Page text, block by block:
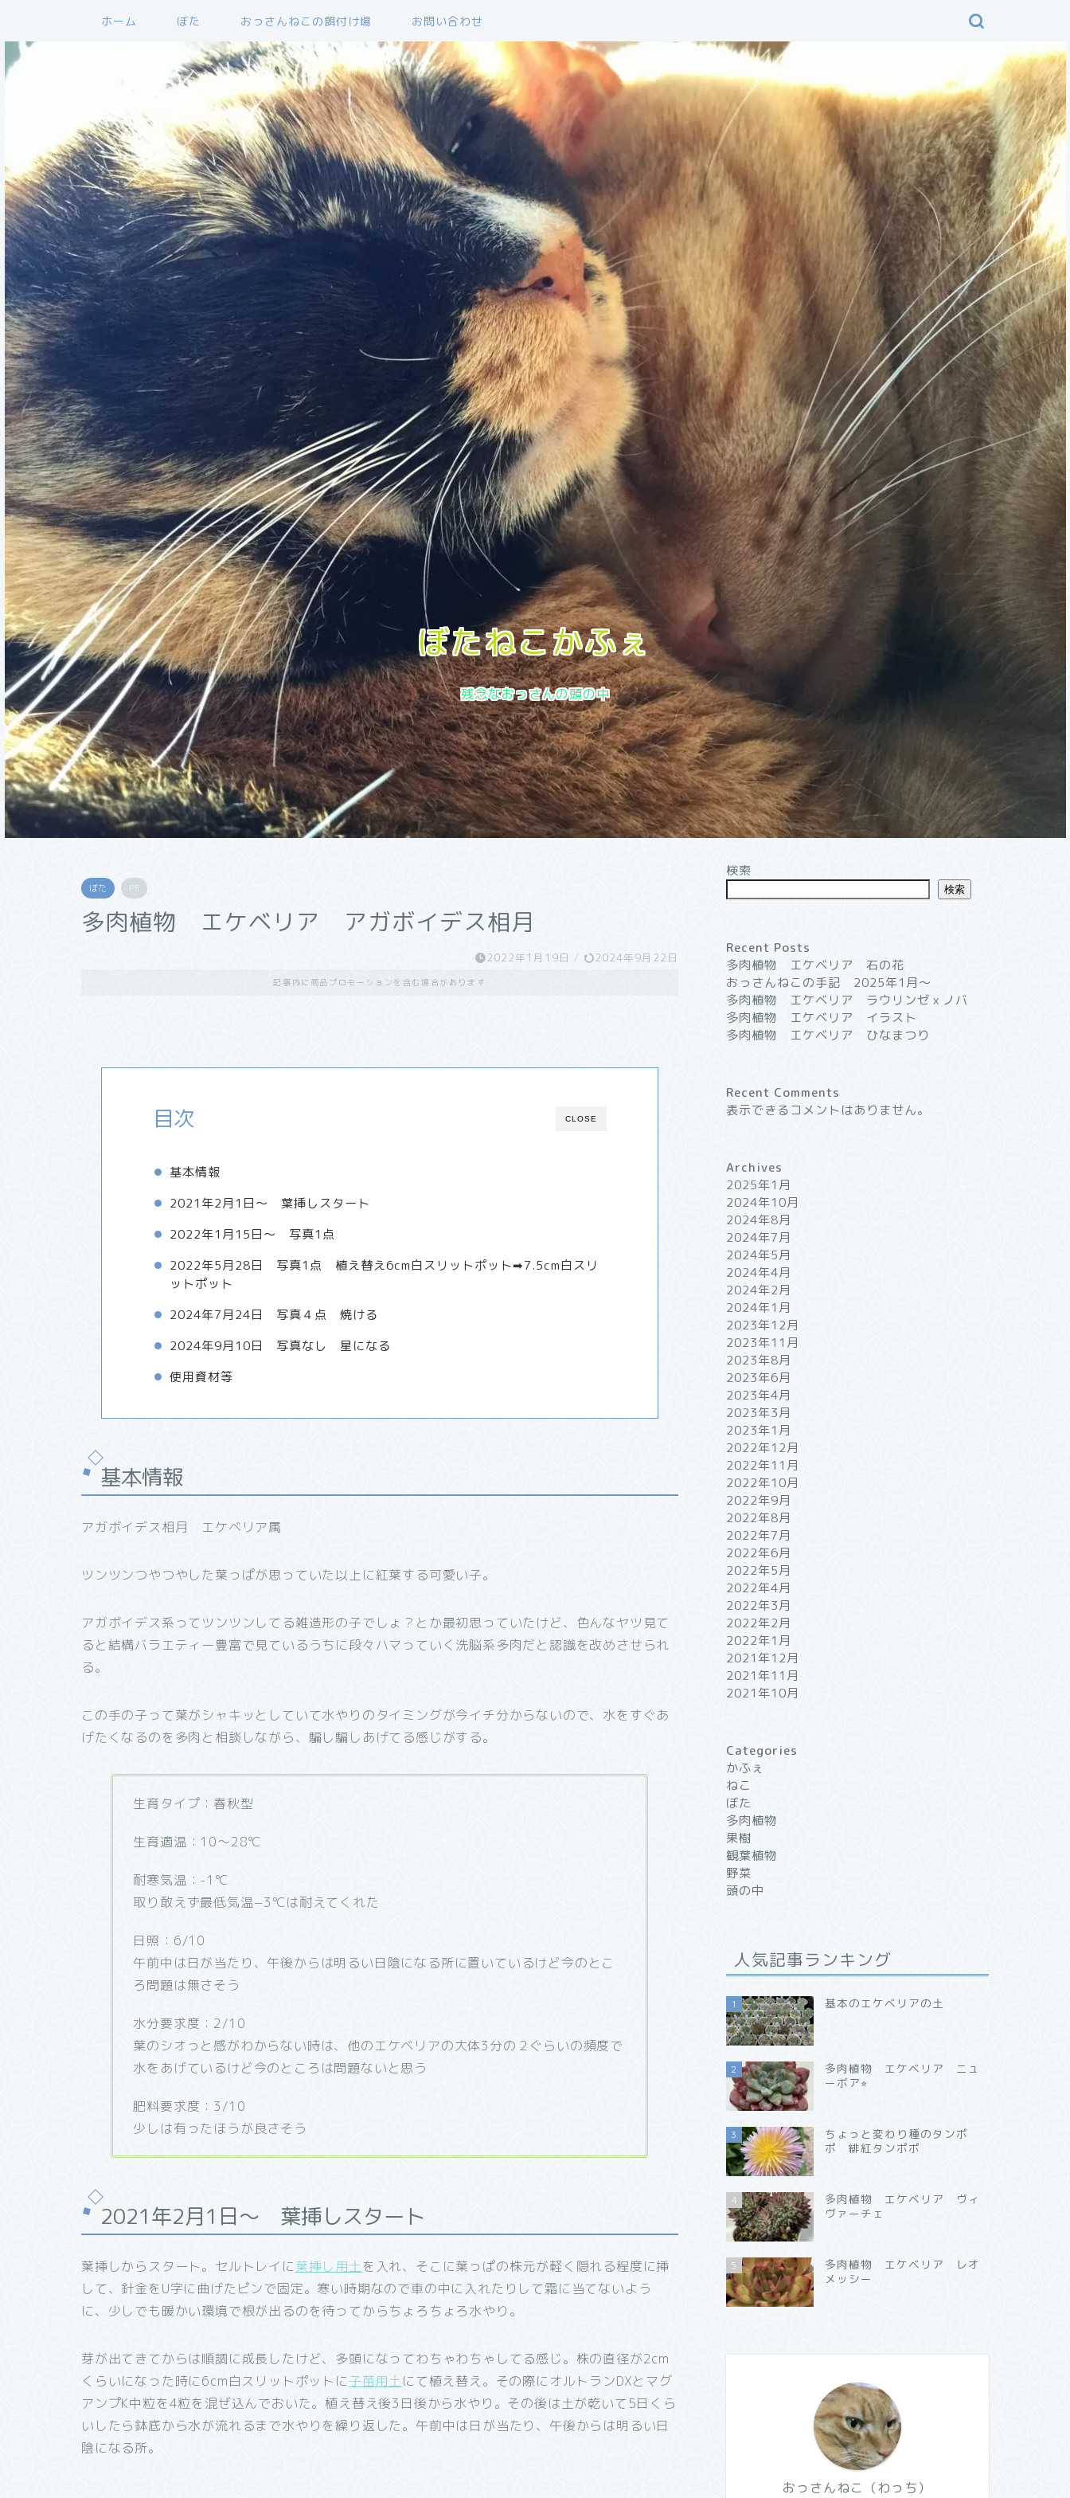
ホーム ぼた おっさんねこの餌付け場 お問い合わせ
ぼたねこかふぇ
残念なおっさんの頭の中
ぼた PR
多肉植物 エケベリア アガボイデス相月
2022年1月19日 / 2024年9月22日
記事内に商品プロモーションを含む場合があります
CLOSE
目次
基本情報
2021年2月1日～ 葉挿しスタート
2022年1月15日～ 写真1点
2022年5月28日 写真1点 植え替え6cm白スリットポット➡7.5cm白スリ
ットポット
2024年7月24日 写真４点 焼ける
2024年9月10日 写真なし 星になる
使用資材等
基本情報
アガボイデス相月 エケベリア属
ツンツンつやつやした葉っぱが思っていた以上に紅葉する可愛い子。
アガボイデス系ってツンツンしてる雑造形の子でしょ？とか最初思っていたけど、色んなヤツ見て
ると結構バラエティー豊富で見ているうちに段々ハマっていく洗脳系多肉だと認識を改めさせられ
る。
この手の子って葉がシャキッとしていて水やりのタイミングが今イチ分からないので、水をすぐあ
げたくなるのを多肉と相談しながら、騙し騙しあげてる感じがする。
生育タイプ：春秋型
生育適温：10～28℃
耐寒気温：-1℃
取り敢えず最低気温−3℃は耐えてくれた
日照：6/10
午前中は日が当たり、午後からは明るい日陰になる所に置いているけど今のとこ
ろ問題は無さそう
水分要求度：2/10
葉のシオっと感がわからない時は、他のエケベリアの大体3分の２ぐらいの頻度で
水をあげているけど今のところは問題ないと思う
肥料要求度：3/10
少しは有ったほうが良さそう
2021年2月1日～ 葉挿しスタート
葉挿しからスタート。セルトレイに葉挿し用土を入れ、そこに葉っぱの株元が軽く隠れる程度に挿
して、針金をU字に曲げたピンで固定。寒い時期なので車の中に入れたりして霜に当てないよう
に、少しでも暖かい環境で根が出るのを待ってからちょろちょろ水やり。
芽が出てきてからは順調に成長したけど、多頭になってわちゃわちゃしてる感じ。株の直径が2cm
くらいになった時に6cm白スリットポットに子苗用土 にて植え替え。その際にオルトランDXとマグ
アンプK中粒を4粒を混ぜ込んでおいた。植え替え後3日後から水やり。その後は土が乾いて5日くら
いしたら鉢底から水が流れるまで水やりを繰り返した。午前中は日が当たり、午後からは明るい日
陰になる所。
検索
検索
Recent Posts
多肉植物 エケベリア 石の花
おっさんねこの手記 2025年1月〜
多肉植物 エケベリア ラウリンゼｘノバ
多肉植物 エケベリア イラスト
多肉植物 エケベリア ひなまつり
Recent Comments
表示できるコメントはありません。
Archives
2025年1月
2024年10月
2024年8月
2024年7月
2024年5月
2024年4月
2024年2月
2024年1月
2023年12月
2023年11月
2023年8月
2023年6月
2023年4月
2023年3月
2023年1月
2022年12月
2022年11月
2022年10月
2022年9月
2022年8月
2022年7月
2022年6月
2022年5月
2022年4月
2022年3月
2022年2月
2022年1月
2021年12月
2021年11月
2021年10月
Categories
かふぇ
ねこ
ぼた
多肉植物
果樹
観葉植物
野菜
頭の中
人気記事ランキング
1 基本のエケベリアの土
2
多肉植物 エケベリア ニュ
ーボア⭐︎
3
ちょっと変わり種のタンポ
ポ 緋紅タンポポ
4
多肉植物 エケベリア ヴィ
ヴァーチェ
5
多肉植物 エケベリア レオ
メッシー
おっさんねこ（わっち）